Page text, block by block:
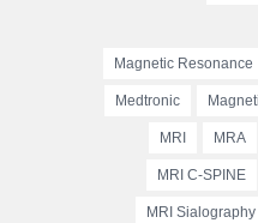
Magnetic Resonance
Medtronic
MRA
MRI
MRI C-SPINE
MRI Sialography